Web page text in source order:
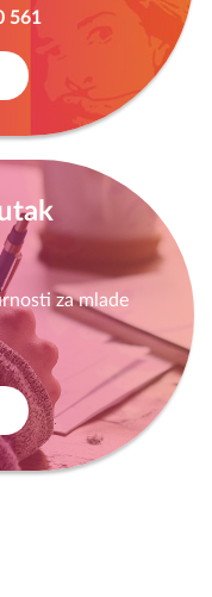
561
za mlade